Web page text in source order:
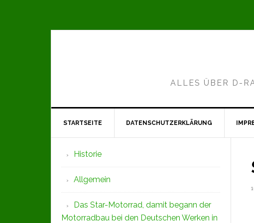
ALLES ÜBER D-
STARTSEITE DATENSCHUTZERKLÄRUNG
Seitenspalte
Historie
Allgemein
Das Star-Motorrad, damit begann der
Motorradbau bei den Deutschen Werken in